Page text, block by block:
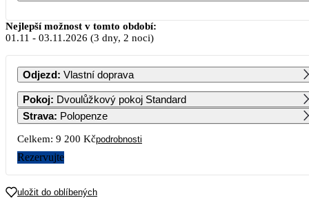
Listopad 2026
PO ÚT ST ČT PÁ SO NE
1
2
4 600
3
4 600
4
4 600
5 6 7 8
4 600 4 600 4 600 4 600 4 600 4 600 4 600
Nejlepší možnost v tomto období:
01.11 - 03.11.2026 (3 dny, 2 noci)
Odjezd: Vlastní doprava
Pokoj: Dvoulůžkový pokoj Standard
Strava: Polopenze
Celkem: 9 200 Kčpodrobnosti
Rezervujte
uložit do oblíbených